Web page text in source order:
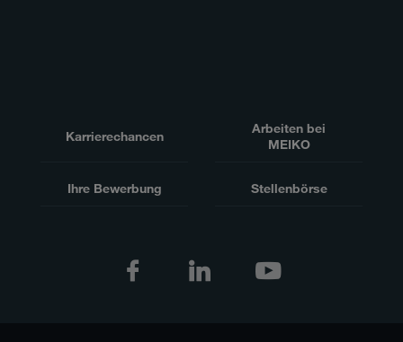
Karrierechancen
Arbeiten bei
MEIKO
Ihre Bewerbung Stellenbörse